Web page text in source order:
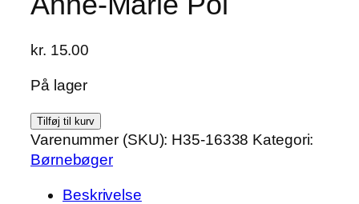
kr. 15.00
På lager
Nina
går
til
Tilføj til kurv
Varenummer (SKU): H35-16338 Kategori:
Børnebøger
Beskrivelse